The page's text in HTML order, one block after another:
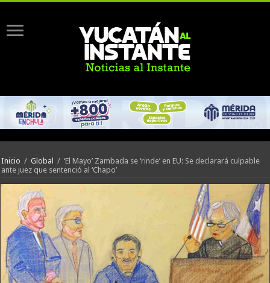
Inicio / Global / ‘El Mayo’ Zambada se ‘rinde’ en EU: Se declarará culpable
ante juez que sentenció al ‘Chapo’